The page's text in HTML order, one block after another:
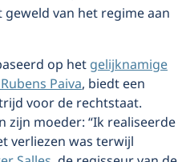
van het regime aan
op hetgelijknamige
Paiva, biedt een
voor de rechtstaat.
zijn moeder: “Ik realiseerde
verliezen was terwijl